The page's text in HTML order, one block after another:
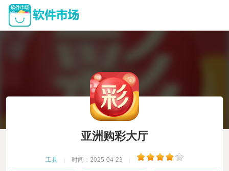
亚洲购彩大厅
工具 时间：2025-04-23